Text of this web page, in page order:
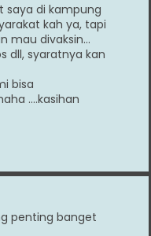
saya di kampung
kah ya, tapi
mau divaksin...
dll, syaratnya kan
bisa
....kasihan
penting banget